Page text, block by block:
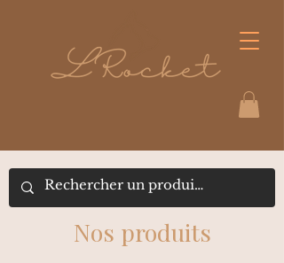
Nos produits